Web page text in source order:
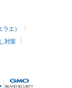
エ）
対策